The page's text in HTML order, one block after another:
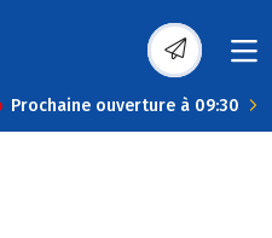
Prochaine ouverture à 09:30